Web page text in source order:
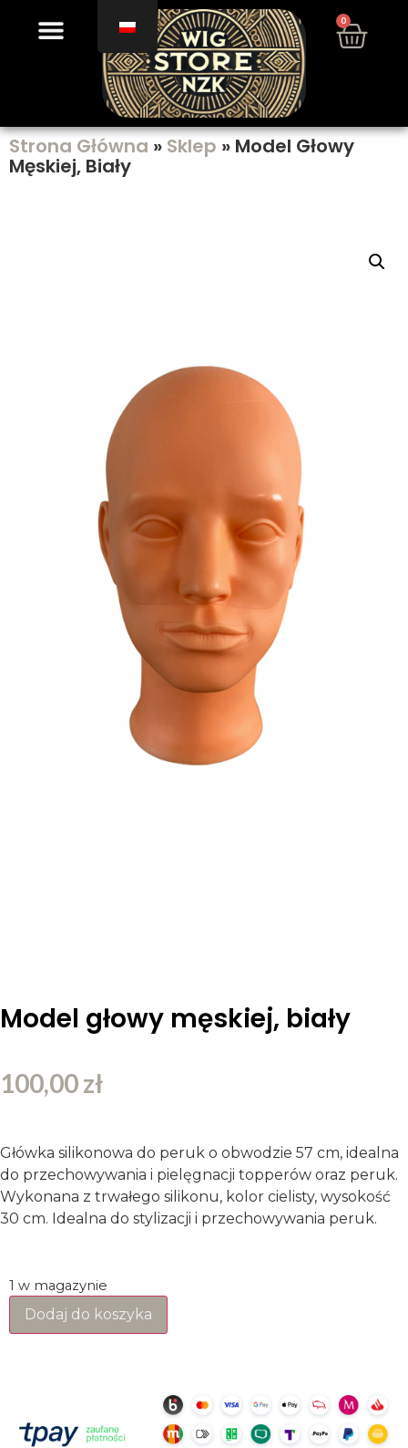
0
Strona Główna » Sklep » Model Głowy
Męskiej, Biały
Model głowy męskiej, biały
100,00zł
Główka silikonowa do peruk o obwodzie 57 cm, idealna
do przechowywania i pielęgnacji topperów oraz peruk.
Wykonana z trwałego silikonu, kolor cielisty, wysokość
30 cm. Idealna do stylizacji i przechowywania peruk.
1 w magazynie
Dodaj do koszyka